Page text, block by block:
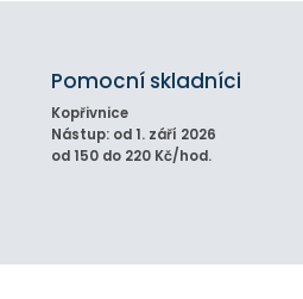
Pomocní skladníci
Kopřivnice
Nástup: od 1. září 2026
od 150 do 220 Kč/hod.